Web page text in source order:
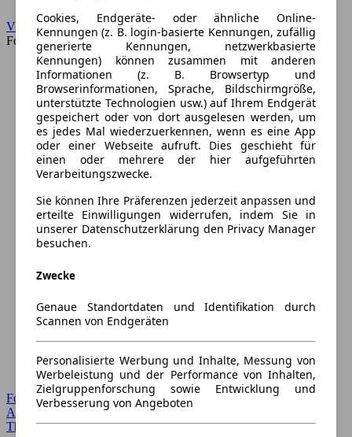
VW
Forum
Forum Startseite
Alle Auto-Foren
Themen-Forum
Cookies, Endgeräte- oder ähnliche Online-
Kennungen (z. B. login-basierte Kennungen, zufällig
generierte Kennungen, netzwerkbasierte
Kennungen) können zusammen mit anderen
Informationen (z. B. Browsertyp und
Browserinformationen, Sprache, Bildschirmgröße,
unterstützte Technologien usw.) auf Ihrem Endgerät
gespeichert oder von dort ausgelesen werden, um
es jedes Mal wiederzuerkennen, wenn es eine App
oder einer Webseite aufruft. Dies geschieht für
einen oder mehrere der hier aufgeführten
Verarbeitungszwecke.
Sie können Ihre Präferenzen jederzeit anpassen und
erteilte Einwilligungen widerrufen, indem Sie in
unserer Datenschutzerklärung den Privacy Manager
besuchen.
Zwecke
Genaue Standortdaten und Identifikation durch
Scannen von Endgeräten
Personalisierte Werbung und Inhalte, Messung von
Werbeleistung und der Performance von Inhalten,
Zielgruppenforschung sowie Entwicklung und
Verbesserung von Angeboten